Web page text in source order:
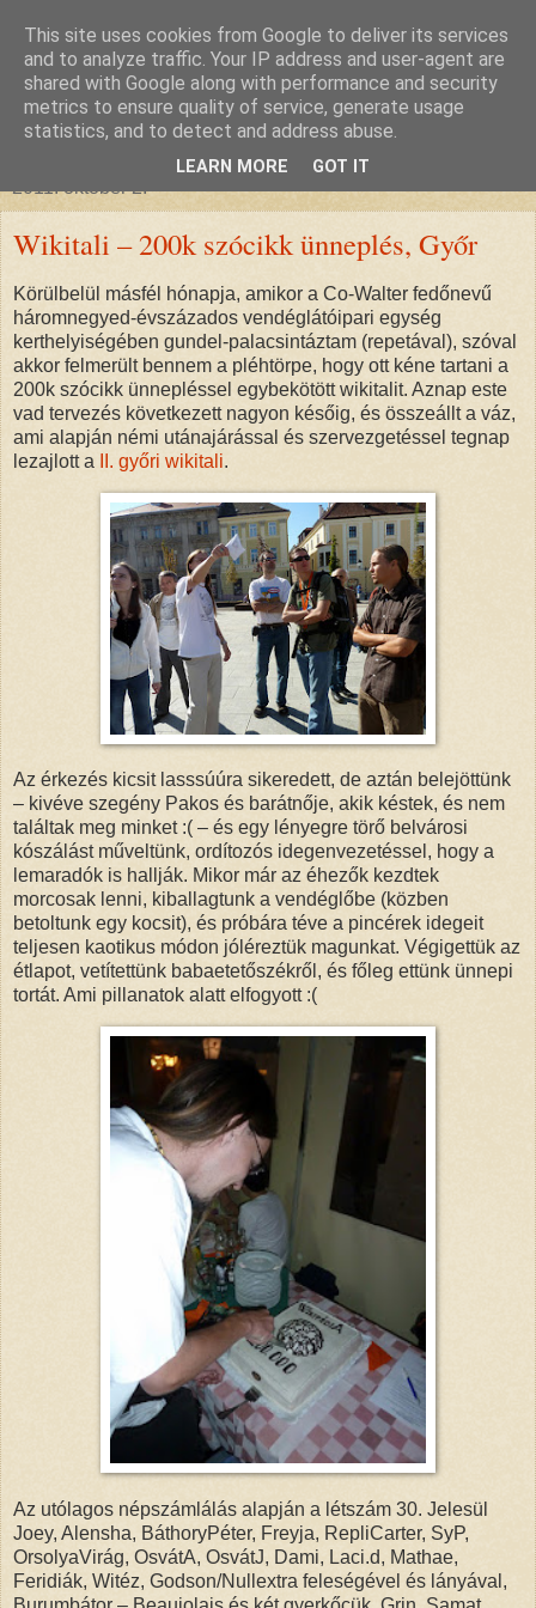
glanthor
egy tündebarát a való világban
2011. október 2.
Wikitali – 200k szócikk ünneplés, Győr
Körülbelül másfél hónapja, amikor a Co-Walter fedőnevű
háromnegyed-évszázados vendéglátóipari egység
kerthelyiségében gundel-palacsintáztam (repetával), szóval
akkor felmerült bennem a pléhtörpe, hogy ott kéne tartani a
200k szócikk ünnepléssel egybekötött wikitalit. Aznap este
vad tervezés következett nagyon későig, és összeállt a váz,
ami alapján némi utánajárással és szervezgetéssel tegnap
lezajlott a
II. győri wikitali.
Az érkezés kicsit lasssúúra sikeredett, de aztán belejöttünk
– kivéve szegény Pakos és barátnője, akik késtek, és nem
találtak meg minket :( – és egy lényegre törő belvárosi
kószálást műveltünk, ordítozós idegenvezetéssel, hogy a
lemaradók is hallják. Mikor már az éhezők kezdtek
morcosak lenni, kiballagtunk a vendéglőbe (közben
betoltunk egy kocsit), és próbára téve a pincérek idegeit
teljesen kaotikus módon jóléreztük magunkat. Végigettük az
étlapot, vetítettünk babaetetőszékről, és főleg ettünk ünnepi
tortát. Ami pillanatok alatt elfogyott :(
Az utólagos népszámlálás alapján a létszám 30. Jelesül
Joey, Alensha, BáthoryPéter, Freyja, RepliCarter, SyP,
OrsolyaVirág, OsvátA, OsvátJ, Dami, Laci.d, Mathae,
Feridiák, Witéz, Godson/Nullextra feleségével és lányával,
This site uses cookies from Google to deliver its services
and to analyze traffic. Your IP address and user-agent are
shared with Google along with performance and security
metrics to ensure quality of service, generate usage
statistics, and to detect and address abuse.
LEARN MORE GOT IT